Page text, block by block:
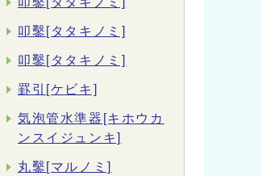
叩鑿[タタキノミ]
叩鑿[タタキノミ]
罫引[ケビキ]
気泡管水準器[キホウカ
ンスイジュンキ]
丸鑿[マルノミ]